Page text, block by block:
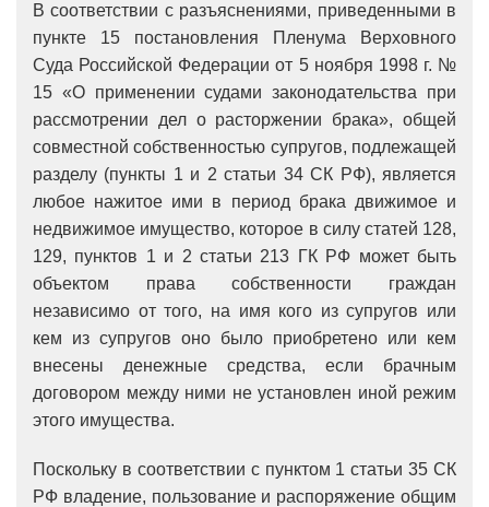
В соответствии с разъяснениями, приведенными в
пункте 15 постановления Пленума Верховного
Суда Российской Федерации от 5 ноября 1998 г. №
15 «О применении судами законодательства при
рассмотрении дел о расторжении брака», общей
совместной собственностью супругов, подлежащей
разделу (пункты 1 и 2 статьи 34 СК РФ), является
любое нажитое ими в период брака движимое и
недвижимое имущество, которое в силу статей 128,
129, пунктов 1 и 2 статьи 213 ГК РФ может быть
объектом права собственности граждан
независимо от того, на имя кого из супругов или
кем из супругов оно было приобретено или кем
внесены денежные средства, если брачным
договором между ними не установлен иной режим
этого имущества.
Поскольку в соответствии с пунктом 1 статьи 35 СК
РФ владение, пользование и распоряжение общим